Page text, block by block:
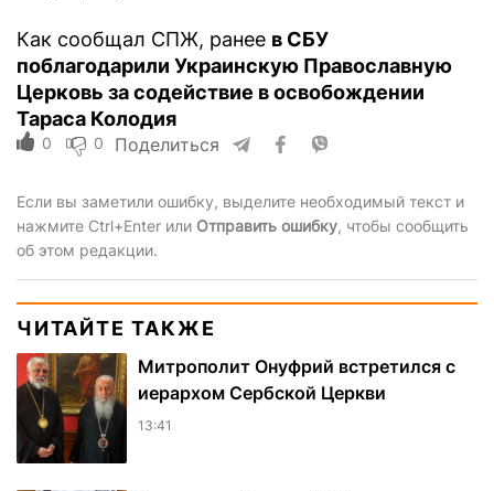
Как сообщал СПЖ, ранее в СБУ
поблагодарили Украинскую Православную
Церковь за содействие в освобождении
Тараса Колодия
0 0 Поделиться
Если вы заметили ошибку, выделите необходимый текст и
нажмите Ctrl+Enter или Отправить ошибку, чтобы сообщить
об этом редакции.
ЧИТАЙТЕ ТАКЖЕ
Митрополит Онуфрий встретился с
иерархом Сербской Церкви
13:41